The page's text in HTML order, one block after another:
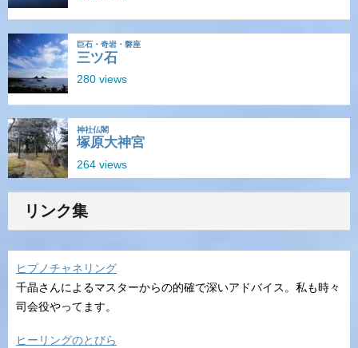
リンク集
ヒプノチャネリング
千晶さんによるマスターからの的確で深いアドバイス。私も時々
司会役やってます。
ヒーリングのとびら